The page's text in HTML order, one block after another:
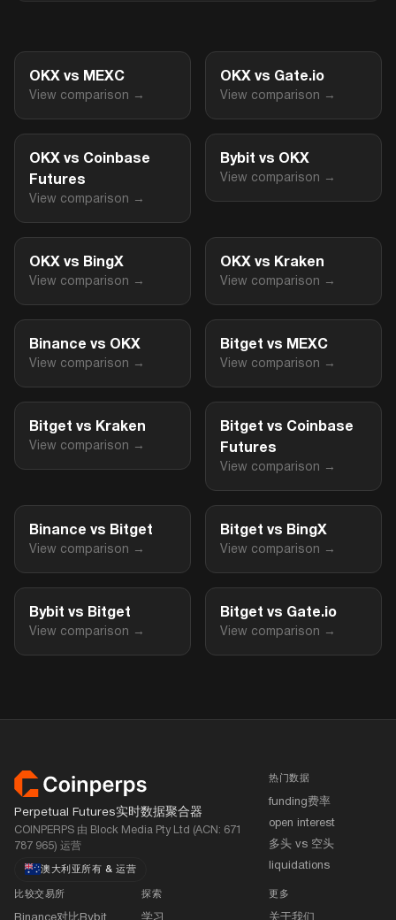
OKX vs MEXC
View comparison →
OKX vs Gate.io
View comparison →
OKX vs Coinbase
Futures
View comparison →
Bybit vs OKX
View comparison →
OKX vs BingX
View comparison →
OKX vs Kraken
View comparison →
Binance vs OKX
View comparison →
Bitget vs MEXC
View comparison →
Bitget vs Kraken
View comparison →
Bitget vs Coinbase
Futures
View comparison →
Binance vs Bitget
View comparison →
Bitget vs BingX
View comparison →
Bybit vs Bitget
View comparison →
Bitget vs Gate.io
View comparison →
页脚
Perpetual Futures实时数据聚合器
COINPERPS 由 Block Media Pty Ltd (ACN: 671
787 965) 运营
澳大利亚所有 & 运营
热门数据
funding费率
open interest
多头 vs 空头
liquidations
比较交易所 探索 更多